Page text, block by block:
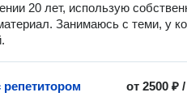
20 лет, использую
Занимаюсь с теми, у
от2500 ₽